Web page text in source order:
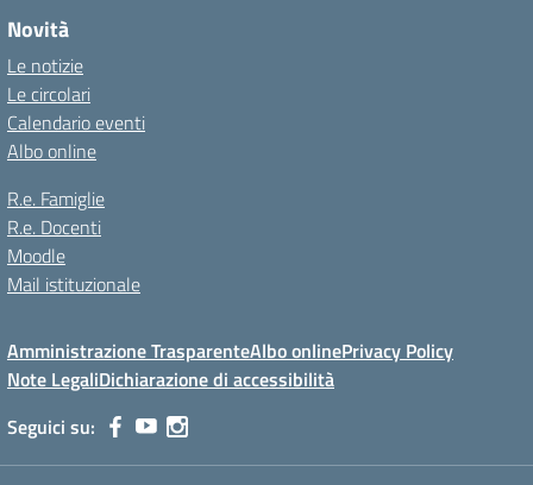
Novità
Le notizie
Le circolari
Calendario eventi
Albo online
R.e. Famiglie
R.e. Docenti
Moodle
Mail istituzionale
Amministrazione TrasparenteAlbo onlinePrivacy Policy
Note LegaliDichiarazione di accessibilità
Seguici su: